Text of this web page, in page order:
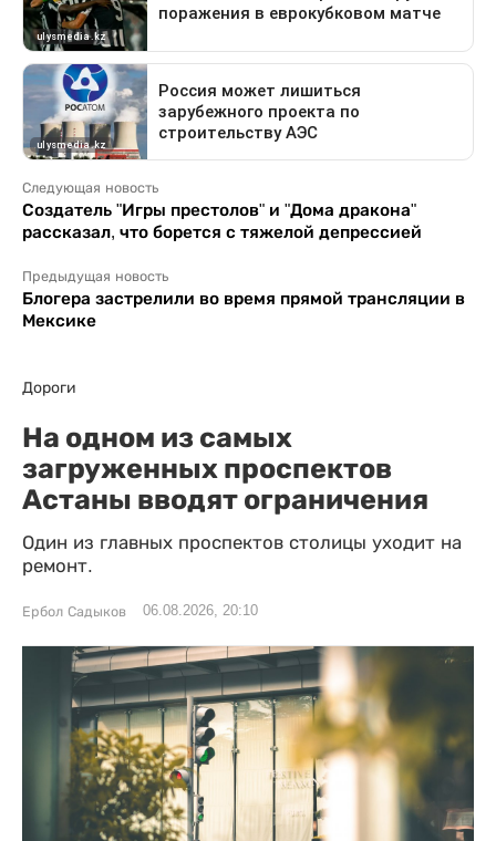
Следующая новость
Создатель "Игры престолов" и "Дома дракона"
рассказал, что борется с тяжелой депрессией
Предыдущая новость
Блогера застрелили во время прямой трансляции в
Мексике
Дороги
На одном из самых
загруженных проспектов
Астаны вводят ограничения
Один из главных проспектов столицы уходит на
ремонт.
Ербол Садыков 06.08.2026, 20:10